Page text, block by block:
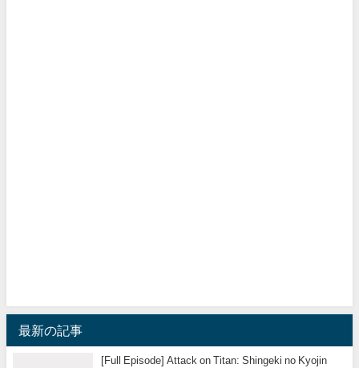
最新の記事
[Full Episode] Attack on Titan: Shingeki no Kyojin